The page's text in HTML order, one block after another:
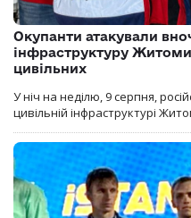
Окупанти атакували
інфраструктуру
цивільних
У ніч на неділю, 9 серпня,
цивільній інфраструктурі